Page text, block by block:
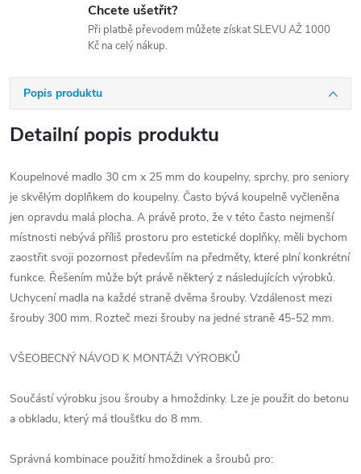
Chcete ušetřit?
Při platbě převodem můžete získat SLEVU AŽ 1000
Kč na celý nákup.
Popis produktu
Detailní popis produktu
Koupelnové madlo 30 cm x 25 mm do koupelny, sprchy, pro seniory
je skvělým doplňkem do koupelny. Často bývá koupelně vyčleněna
jen opravdu malá plocha. A právě proto, že v této často nejmenší
místnosti nebývá příliš prostoru pro estetické doplňky, měli bychom
zaostřit svoji pozornost především na předměty, které plní konkrétní
funkce. Řešením může být právě některý z následujících výrobků.
Uchycení madla na každé straně dvěma šrouby. Vzdálenost mezi
šrouby 300 mm. Rozteč mezi šrouby na jedné straně 45-52 mm.
VŠEOBECNÝ NÁVOD K MONTÁŽI VÝROBKŮ
Součástí výrobku jsou šrouby a hmoždinky. Lze je použit do betonu
a obkladu, který má tloušťku do 8 mm.
Správná kombinace použití hmoždinek a šroubů pro: